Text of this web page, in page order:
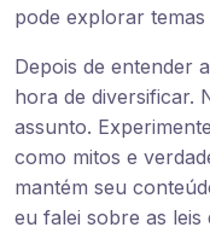
pode explorar
Depois de entender
hora de diversificar.
assunto.
como mitos e
mantém seu
eu falei sobre as